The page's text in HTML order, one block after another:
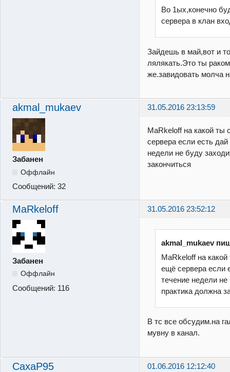
Во 1ых,конечно
сервера в клан
Зайдешь в май,вот и
лялякать.Это ты
же.завидовать молча
akmal_mukaev 31.05.2016 23:13:59
Забанен
Оффлайн
Сообщений: 32
MaRkeloff на какой ты
сервера если есть
недели не буду
закончиться
MaRkeloff 31.05.2016 23:52:12
Забанен
Оффлайн
Сообщений: 116
akmal_mukaev
MaRkeloff на
ещё сервера если
течение недели
практика должна
В тс все обсудим.на
мувну в канал.
CaxaP95 01.06.2016 12:12:40